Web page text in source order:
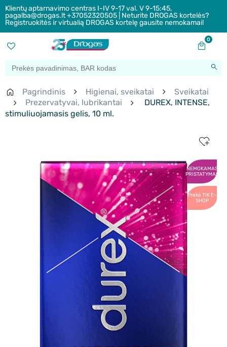
Klientų aptarnavimo centras I-IV 9-17 val. V 9-15:45,
pagalba@drogas.lt +37052320505 | Neturite DROGAS kortelės?
Registruokitės ir virtualią DROGAS kortelę gausite nemokamai!
0
Pagrindinis Higienai, sveikatai
Sveikatai
Prezervatyvai, lubrikantai
DUREX, INTENSE,
stimuliuojamasis gelis, 10 ml.
NEMOKAMAS
PRISTATYMAS
Prekė TIK E-
SHOP